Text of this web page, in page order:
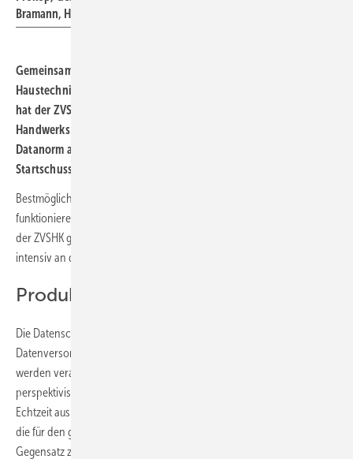
Bramann, Hauptgeschäftsführer ZVSHK auf der ISH 2023 (v.l.n.r.).
Gemeinsam mit dem Deutschen Großhandelsverband
Haustechnik (DGH) und dem Bundesverband Bausoftware (BVBS)
hat der ZVSHK eine neue Datenschnittstelle für die Software des
Handwerks mitentwickelt, die mittelfristig das alte Datenformat
Datanorm ablösen wird. Zur ISH 2023 wurde offiziell der
Startschuss dazu gegeben.
Bestmögliche Prozessqualität ist die Grundlage für reibungslos
funktionierende Informationsflüsse im Handwerk. Deswegen arbeitet
der ZVSHK gemeinsam mit Softwarehäusern, Industrie und Handel
intensiv an der Standardisierung von Datenqualität und Schnittstellen.
Produktstammdaten in Echtzeit
Die Datenschnittstelle „Open Masterdata“ steht für die Echtzeit-
Datenversorgung des Handwerks mit Produktstammdaten. Dadurch
werden veraltete Stammdatenprozesse auf Basis der Datanorm
perspektivisch abgelöst. Die Handwerksbetriebe greifen hierüber in
Echtzeit aus Hunderttausenden von Artikeln genau auf diejenigen zu,
die für den gerade bearbeiteten Auftrag benötigt werden. Im
Gegensatz zu lokalen und vielfach veralteten Produktstammdaten,